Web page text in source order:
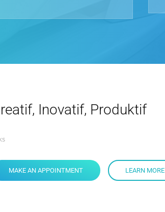
Inovatif, Produktif
MAKE AN APPOINTMENT LEARN MORE